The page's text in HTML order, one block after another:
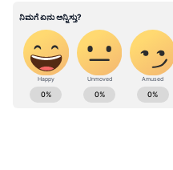
ABOUT THE AUTHOR